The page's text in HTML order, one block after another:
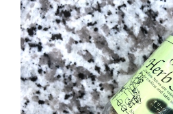
7おすすめ度
ジ）
8おすすめ度 ★★★☆☆
グ
9おすすめ度 ★★★☆☆